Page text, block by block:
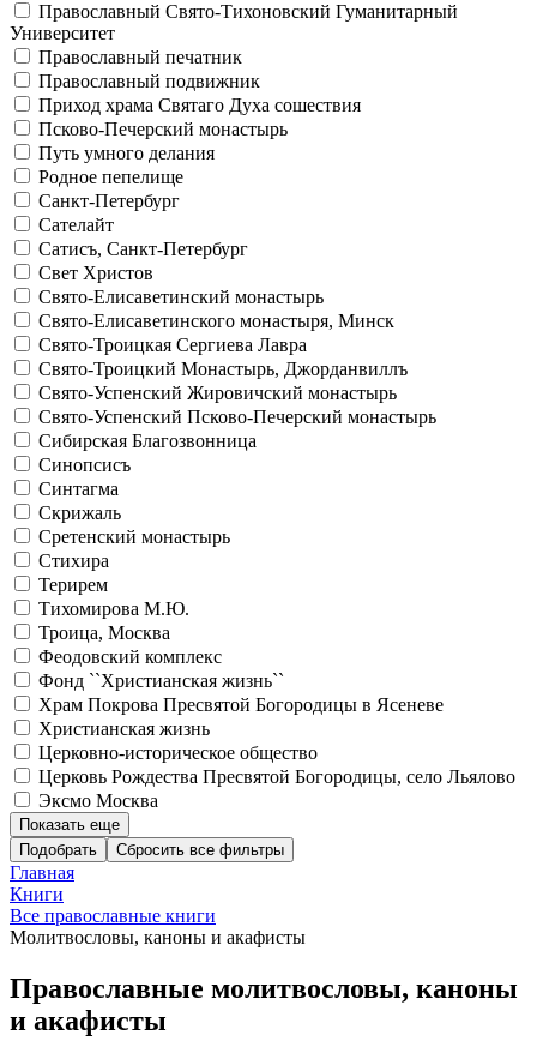
Православный Свято-Тихоновский Гуманитарный
Университет
Православный печатник
Православный подвижник
Приход храма Святаго Духа сошествия
Псково-Печерский монастырь
Путь умного делания
Родное пепелище
Санкт-Петербург
Сателайт
Сатисъ, Санкт-Петербург
Свет Христов
Свято-Елисаветинский монастырь
Свято-Елисаветинского монастыря, Минск
Свято-Троицкая Сергиева Лавра
Свято-Троицкий Монастырь, Джорданвиллъ
Свято-Успенский Жировичский монастырь
Свято-Успенский Псково-Печерский монастырь
Сибирская Благозвонница
Синопсисъ
Синтагма
Скрижаль
Сретенский монастырь
Стихира
Терирем
Тихомирова М.Ю.
Троица, Москва
Феодовский комплекс
Фонд ``Христианская жизнь``
Храм Покрова Пресвятой Богородицы в Ясеневе
Христианская жизнь
Церковно-историческое общество
Церковь Рождества Пресвятой Богородицы, село Льялово
Эксмо Москва
Показать еще
Подобрать
Главная
Книги
Все православные книги
Молитвословы, каноны и акафисты
Православные молитвословы, каноны
и акафисты